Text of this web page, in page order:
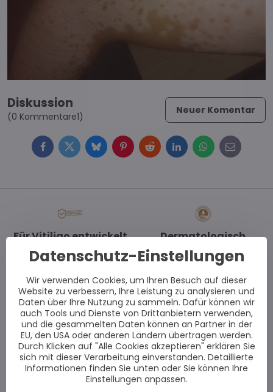
Diskussion
(0 Kommentare1)
Neuer Komentar
FacebookTwitterBlueskyPinterestRedditLinkedInWhatsApp
E-
mail
Für Vitiligo entwickelt
Unsere Produkte
EU-Qualitätsstandards.
Dermatologisch
getestet
führenden Dermatologen
getestet und empfohlen.
Auf Lager
Alle Artikel sind auf Lager und
sofort versandbereit.
Schnelle Lieferung
Wir liefern Bestellungen
innerhalb von drei Werktagen.
Datenschutz-Einstellungen
Wir verwenden Cookies, um Ihren Besuch auf dieser
Website zu verbessern, Ihre Leistung zu analysieren und
Daten über Ihre Nutzung zu sammeln. Dafür können wir
auch Tools und Dienste von Drittanbietern verwenden,
und die gesammelten Daten können an Partner in der
EU, den USA oder anderen Ländern übertragen werden.
Durch Klicken auf "Alle Cookies akzeptieren" erklären Sie
sich mit dieser Verarbeitung einverstanden. Detaillierte
Informationen finden Sie unten oder Sie können Ihre
Einstellungen anpassen.